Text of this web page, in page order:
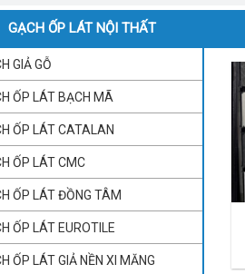
GẠCH ỐP LÁT NỘI THẤT
GIẢ GỖ
ỐP LÁT BẠCH MÃ
ỐP LÁT CATALAN
ỐP LÁT CMC
ỐP LÁT ĐỒNG TÂM
ỐP LÁT EUROTILE
ỐP LÁT GIẢ NỀN XI MĂNG